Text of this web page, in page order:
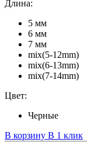
Длина:
5 мм
6 мм
7 мм
mix(5-12mm)
mix(6-13mm)
mix(7-14mm)
Цвет:
Черные
В корзину В 1 клик